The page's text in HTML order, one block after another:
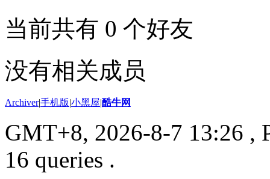
当前共有 0 个好友
没有相关成员
Archiver|手机版|小黑屋|酷牛网
GMT+8, 2026-8-7 13:26 ,
16 queries .